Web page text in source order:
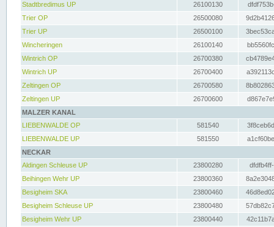
Stadtbredimus UP
26100130
Trier OP
26500080
Trier UP
26500100
Wincheringen
26100140
Wintrich OP
26700380
Wintrich UP
26700400
Zeltingen OP
26700580
Zeltingen UP
26700600
MALZER KANAL
LIEBENWALDE OP
581540
LIEBENWALDE UP
581550
NECKAR
Aldingen Schleuse UP
23800280
Beihingen Wehr UP
23800360
Besigheim SKA
23800460
Besigheim Schleuse UP
23800480
Besigheim Wehr UP
23800440